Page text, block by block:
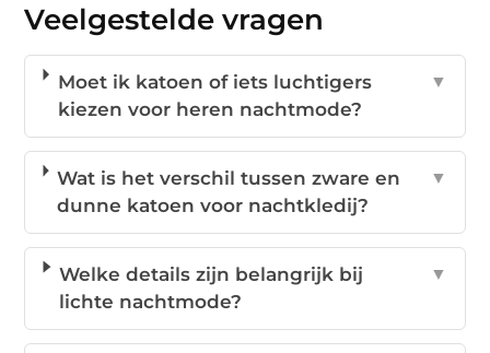
Veelgestelde vragen
Moet ik katoen of iets luchtigers
kiezen voor heren nachtmode?
▼
Wat is het verschil tussen zware en
dunne katoen voor nachtkledij?
▼
Welke details zijn belangrijk bij
lichte nachtmode?
▼